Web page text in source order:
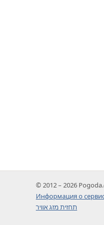
© 2012 – 2026
Информация о
תחזית מזג אוויר